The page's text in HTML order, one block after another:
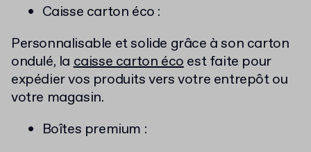
Caisse carton éco :
Personnalisable et solide grâce à son carton
ondulé, lacaisse carton écoest faite pour
expédier vos produits vers votre entrepôt ou
votre magasin.
Boîtes premium :